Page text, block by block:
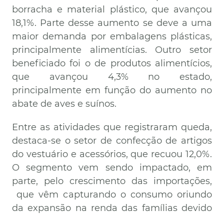
borracha e material plástico, que avançou
18,1%. Parte desse aumento se deve a uma
maior demanda por embalagens plásticas,
principalmente alimentícias. Outro setor
beneficiado foi o de produtos alimentícios,
que avançou 4,3% no estado,
principalmente em função do aumento no
abate de aves e suínos.
Entre as atividades que registraram queda,
destaca-se o setor de confecção de artigos
do vestuário e acessórios, que recuou 12,0%.
O segmento vem sendo impactado, em
parte, pelo crescimento das importações,
que vêm capturando o consumo oriundo
da expansão na renda das famílias devido